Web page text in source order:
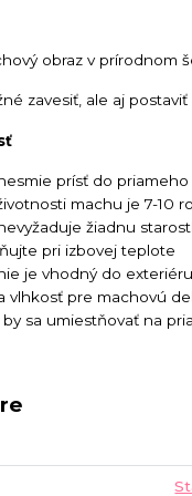
obraz v prírodnom
zavesiť, ale aj
prísť do
machu je 7-10
žiadnu
pri izbovej teplote
je vhodný do exteriéru
vlhkosť pre machovú
by sa umiestňovať na